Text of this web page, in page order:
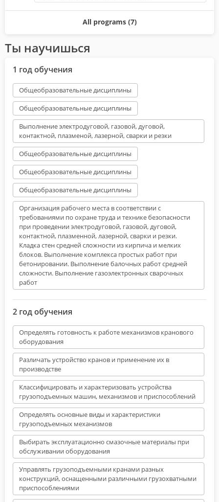
All programs (7)
Ты научишься
1 год обучения
Общеобразовательные дисциплины
Общеобразовательные дисциплины
Выполнение электродуговой, газовой, дуговой,
контактной, плазменой, лазерной, сварки и резки
Общеобразовательные дисциплины
Общеобразовательные дисциплины
Общеобразовательные дисциплины
Организация рабочего места в соответствии с
требованиями по охране труда и технике безопасности
при проведении электродуговой, газовой, дуговой,
контактной, плазменной, лазерной, сварки и резки.
Кладка стен средней сложности из кирпича и мелких
блоков. Выполнение комплекса простых работ при
бетонировании. Выполнение балочных работ средней
сложности. Выполнение газоэлектронных сварочных
работ
2 год обучения
Определять готовность к работе механизмов кранового
оборудования
Различать устройство кранов и применение их в
производстве
Классифицировать и характеризовать устройства
грузоподъемных машин, механизмов и приспособлений
Определять основные виды и характеристики
грузоподъемных механизмов
Выбирать эксплуатационно смазочные материалы при
обслуживании оборудования
Управлять грузоподъемными кранами разных
конструкций, оснащенными различными грузохватными
приспособлениями